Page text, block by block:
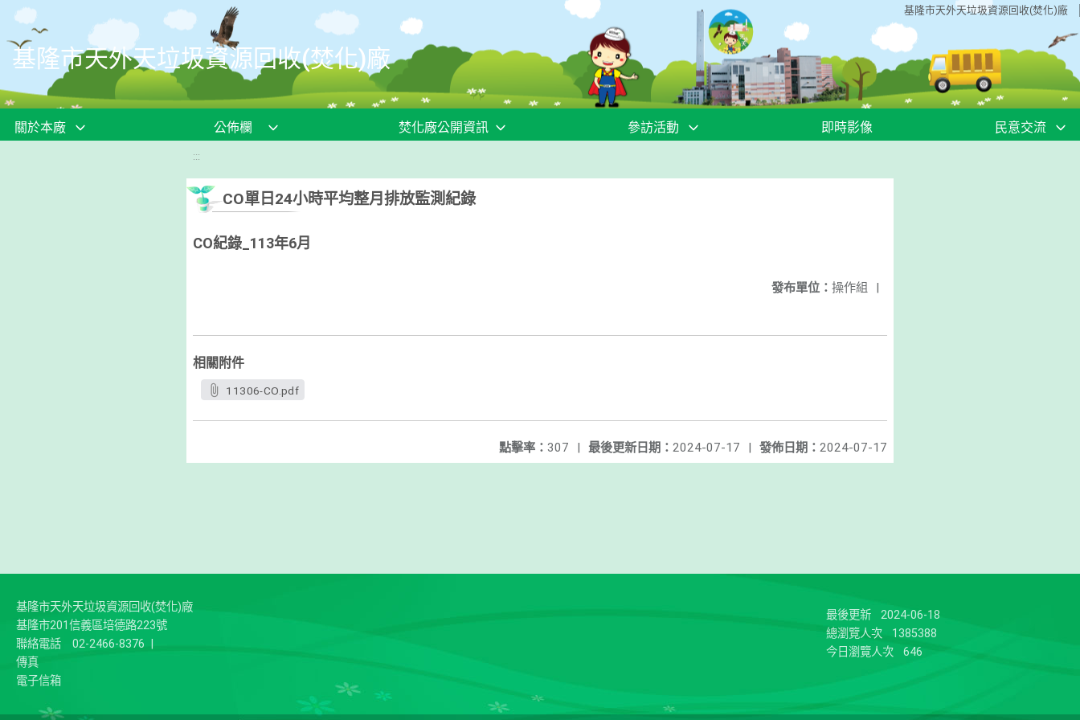
移至網頁之主要內容區位置 基隆市天外天垃圾資源回收(焚化)廠
基隆市天外天垃圾資源回收(焚化)廠
關於本廠 公佈欄 焚化廠公開資訊 參訪活動 即時影像 民意交流
:::
CO單日24小時平均整月排放監測紀錄
CO紀錄_113年6月
發布單位： 操作組 |
相關附件
11306-CO.pdf
發佈日期： 2024-07-17
最後更新日期： 2024-07-17 |
點擊率： 307 |
基隆市天外天垃圾資源回收(焚化)廠
基隆市201信義區培德路223號
聯絡電話
02-2466-8376
傳真
電子信箱
最後更新
2024-06-18
總瀏覽人次
1385388
今日瀏覽人次
646